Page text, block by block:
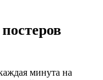
минута на